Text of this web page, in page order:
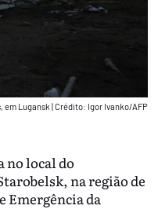
em Lugansk Crédito: Igor Ivanko/AFP
no local do
na região de
Emergência da